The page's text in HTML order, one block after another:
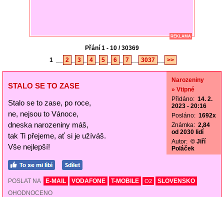
REKLAMA
Přání 1 - 10 / 30369
1
2 3 4 5 6 7 3037 >>
STALO SE TO ZASE
Stalo se to zase, po roce,
ne, nejsou to Vánoce,
dneska narozeniny máš,
tak Ti přejeme, ať si je užíváš.
Vše nejlepší!
Narozeniny
» Vtipné
Přidáno: 14. 2.
2023 - 20:16
Posláno: 1692x
Známka: 2,84
od 2030 lidí
Autor: © Jiří
Poláček
POSLAT NA E-MAIL VODAFONE T-MOBILE O2
SLOVENSKO
OHODNOCENO